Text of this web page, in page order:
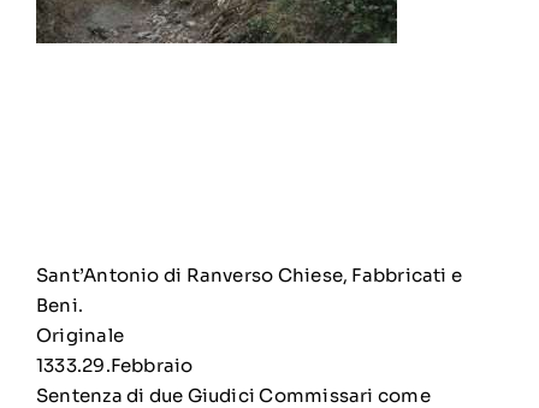
Sant’Antonio di Ranverso Chiese, Fabbricati e
Beni.
Originale
1333.29.Febbraio
Sentenza di due Giudici Commissari come